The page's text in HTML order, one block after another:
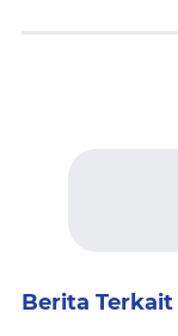
Berita Terkait